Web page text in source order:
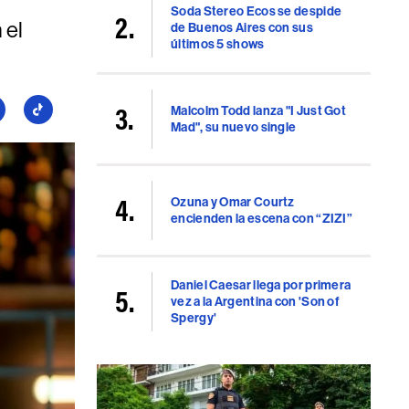
el
Seguí
Billboard
en
TikTok
Soda Stereo Ecos se despide
de Buenos Aires con sus
últimos 5 shows
Malcolm Todd lanza "I Just Got
Mad", su nuevo single
Ozuna y Omar Courtz
encienden la escena con “ZIZI”
Daniel Caesar llega por primera
vez a la Argentina con 'Son of
Spergy'